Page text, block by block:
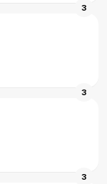
3
3
3